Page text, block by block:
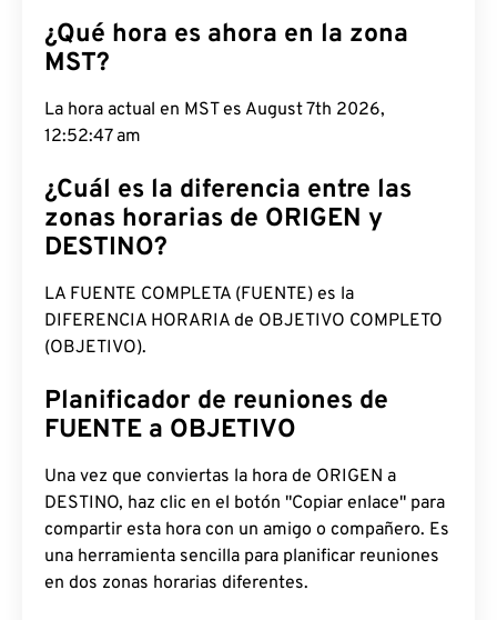
¿Qué hora es ahora en la zona
MST?
La hora actual en MST es August 7th 2026,
12:52:48 am
¿Cuál es la diferencia entre las
zonas horarias de ORIGEN y
DESTINO?
LA FUENTE COMPLETA (FUENTE) es la
DIFERENCIA HORARIA de OBJETIVO COMPLETO
(OBJETIVO).
Planificador de reuniones de
FUENTE a OBJETIVO
Una vez que conviertas la hora de ORIGEN a
DESTINO, haz clic en el botón "Copiar enlace" para
compartir esta hora con un amigo o compañero. Es
una herramienta sencilla para planificar reuniones
en dos zonas horarias diferentes.